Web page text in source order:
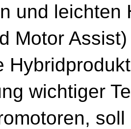
und leichten
Motor
wichtiger